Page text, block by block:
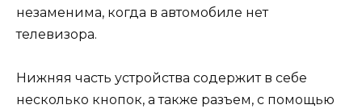
незаменима, когда в автомобиле нет
телевизора.
Нижняя часть устройства содержит в себе
несколько кнопок, а также разъем, с помощью